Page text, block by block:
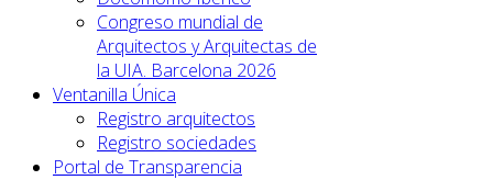
Congreso mundial de
Arquitectos y Arquitectas de
la UIA. Barcelona 2026
Ventanilla Única
Registro arquitectos
Registro sociedades
Portal de Transparencia